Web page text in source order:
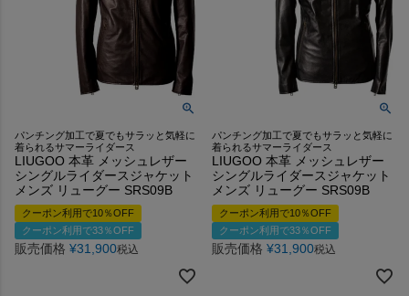
パンチング加工で夏でもサラッと気軽に
着られるサマーライダース
LIUGOO 本革 メッシュレザー
シングルライダースジャケット
メンズ リューグー SRS09B
クーポン利用で10％OFF
クーポン利用で33％OFF
販売価格 ¥31,900税込
パンチング加工で夏でもサラッと気軽に
着られるサマーライダース
LIUGOO 本革 メッシュレザー
シングルライダースジャケット
メンズ リューグー SRS09B
クーポン利用で10％OFF
クーポン利用で33％OFF
販売価格 ¥31,900税込